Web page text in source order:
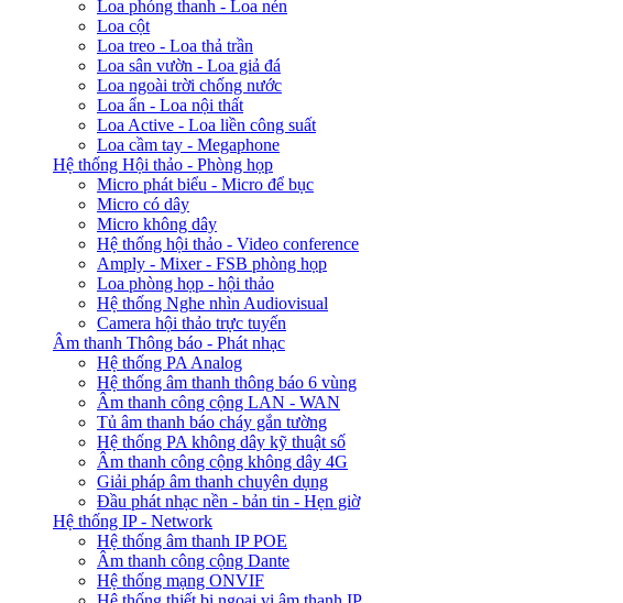
Loa phóng thanh - Loa nén
Loa cột
Loa treo - Loa thả trần
Loa sân vườn - Loa giả đá
Loa ngoài trời chống nước
Loa ẩn - Loa nội thất
Loa Active - Loa liền công suất
Loa cầm tay - Megaphone
Hệ thống Hội thảo - Phòng họp
Micro phát biểu - Micro để bục
Micro có dây
Micro không dây
Hệ thống hội thảo - Video conference
Amply - Mixer - FSB phòng họp
Loa phòng họp - hội thảo
Hệ thống Nghe nhìn Audiovisual
Camera hội thảo trực tuyến
Âm thanh Thông báo - Phát nhạc
Hệ thống PA Analog
Hệ thống âm thanh thông báo 6 vùng
Âm thanh công cộng LAN - WAN
Tủ âm thanh báo cháy gắn tường
Hệ thống PA không dây kỹ thuật số
Âm thanh công cộng không dây 4G
Giải pháp âm thanh chuyên dụng
Đầu phát nhạc nền - bản tin - Hẹn giờ
Hệ thống IP - Network
Hệ thống âm thanh IP POE
Âm thanh công cộng Dante
Hệ thống mạng ONVIF